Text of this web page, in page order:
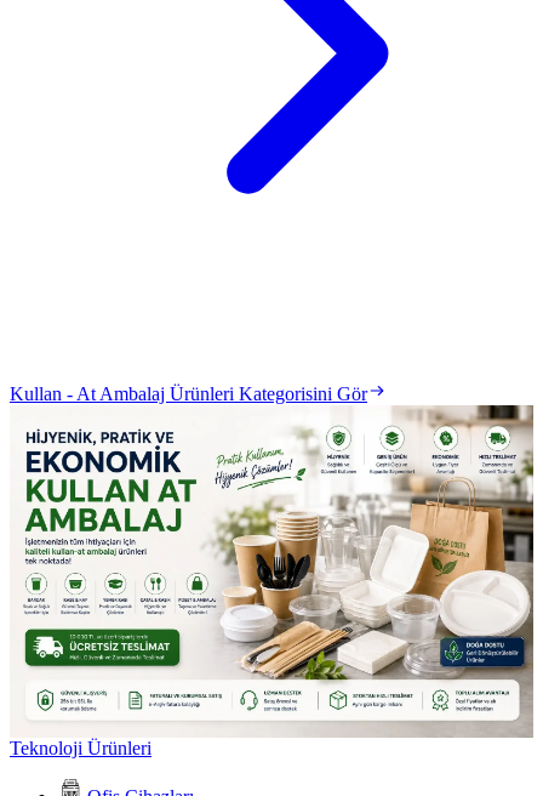
Kullan - At Ambalaj Ürünleri Kategorisini Gör
Teknoloji Ürünleri